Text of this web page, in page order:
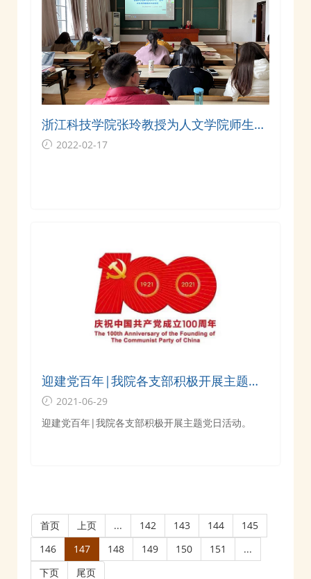
浙江科技学院张玲教授为人文学院师生作
线上讲座
2022-02-17
迎建党百年|我院各支部积极开展主题党
日活动
2021-06-29
迎建党百年|我院各支部积极开展主题党日活动。
首页 上页 ... 142 143 144
145
146
147 148 149 150 151
...
下页
尾页